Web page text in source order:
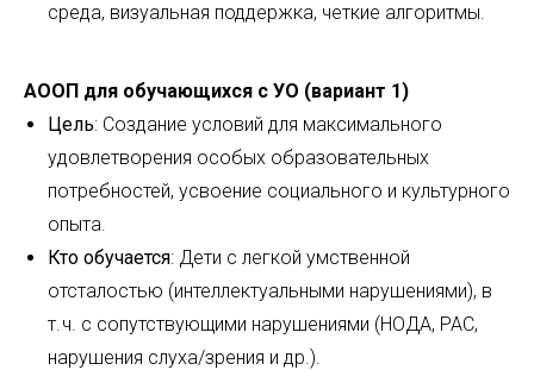
среда, визуальная поддержка, четкие алгоритмы.
АООП для обучающихся с УО (вариант 1)
Цель: Создание условий для максимального
удовлетворения особых образовательных
потребностей, усвоение социального и культурного
опыта.
Кто обучается: Дети с легкой умственной
отсталостью (интеллектуальными нарушениями), в
т. ч. с сопутствующими нарушениями (НОДА, РАС,
нарушения слуха/зрения и др.).